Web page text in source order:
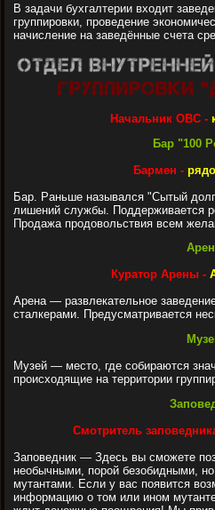
В задачи бухгалтерии входит
группировки, проведение
начисление на заведённые счета
Начальник ОВС -
Бар "100
Бармен -
Бар. Раньше назывался "Сытый
лишений службы. Поддерживается
Продажа продовольствия всем
Куратор Арены -
Арена — развлекательное
сталкерами. Предусматривается
Музей — место, где собираются
происходящие на территории
Смотритель
Заповедник — Здесь вы сможете
необычными, порой безобидными,
мутантами. Если у вас появится
информацию о том или ином